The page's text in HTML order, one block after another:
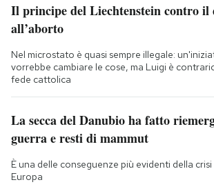
Il principe del Liechtenstein contro
all’aborto
Nel microstato è quasi sempre illegale:
vorrebbe cambiare le cose, ma Luigi è
fede cattolica
La secca del Danubio ha fatto
guerra e resti di mammut
È una delle conseguenze più evidenti della
Europa